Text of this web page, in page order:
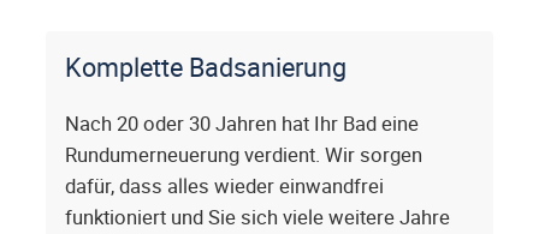
Komplette Badsanierung
Nach 20 oder 30 Jahren hat Ihr Bad eine
Rundumerneuerung verdient. Wir sorgen
dafür, dass alles wieder einwandfrei
funktioniert und Sie sich viele weitere Jahre